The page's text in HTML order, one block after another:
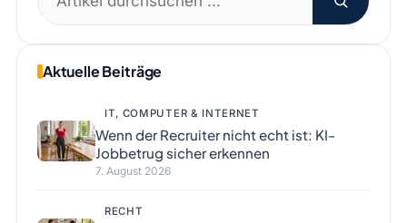
nach:
Aktuelle Beiträge
IT, COMPUTER & INTERNET
Wenn der Recruiter nicht echt ist: KI-
Jobbetrug sicher erkennen
7. August 2026
RECHT